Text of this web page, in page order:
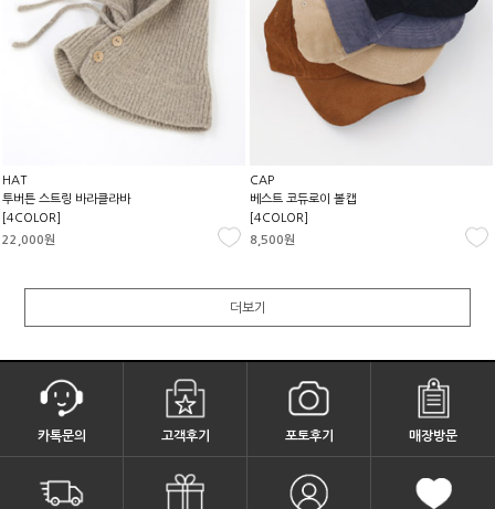
HAT
투버튼 스트링 바라클라바
[4COLOR]
22,000원
CAP
베스트 코듀로이 볼캡
[4COLOR]
8,500원
더보기
카톡문의 고객후기 포토후기 매장방문